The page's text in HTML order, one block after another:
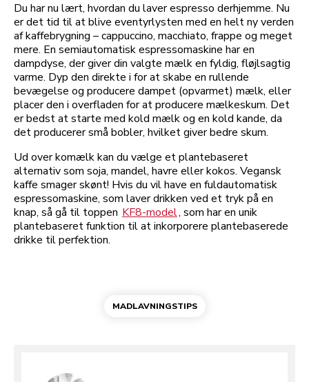
Du har nu lært, hvordan du laver espresso derhjemme. Nu
er det tid til at blive eventyrlysten med en helt ny verden
af kaffebrygning – cappuccino, macchiato, frappe og meget
mere. En semiautomatisk espressomaskine har en
dampdyse, der giver din valgte mælk en fyldig, fløjlsagtig
varme. Dyp den direkte i for at skabe en rullende
bevægelse og producere dampet (opvarmet) mælk, eller
placer den i overfladen for at producere mælkeskum. Det
er bedst at starte med kold mælk og en kold kande, da
det producerer små bobler, hvilket giver bedre skum.
Ud over komælk kan du vælge et plantebaseret
alternativ som soja, mandel, havre eller kokos. Vegansk
kaffe smager skønt! Hvis du vil have en fuldautomatisk
espressomaskine, som laver drikken ved et tryk på en
knap, så gå til toppen KF8-model, som har en unik
plantebaseret funktion til at inkorporere plantebaserede
drikke til perfektion.
MADLAVNINGSTIPS